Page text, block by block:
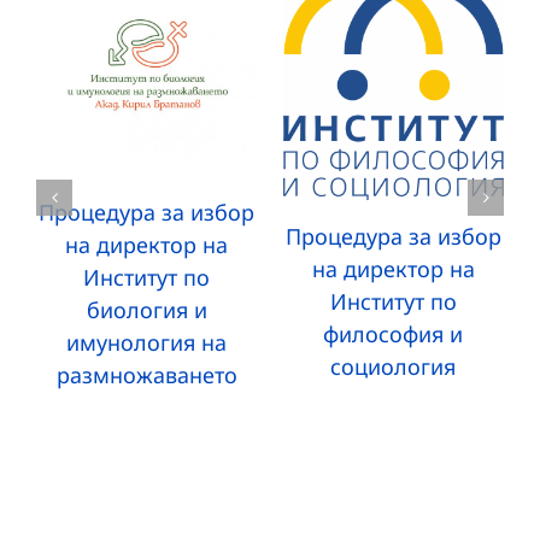
Процедура за избор
на директор на
Институт по
биология и
имунология на
размножаването
Процедура за избор
на директор на
Институт по
философия и
социология